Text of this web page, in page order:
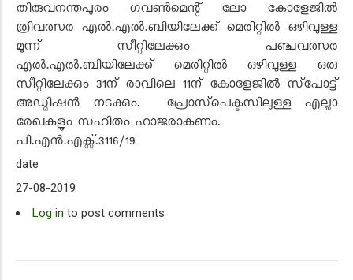
തിരുവനന്തപുരം ഗവൺമെന്റ് ലോ കോളേജിൽ
ത്രിവത്സര എൽ.എൽ.ബിയിലേക്ക് മെരിറ്റിൽ ഒഴിവുള്ള
മൂന്ന് സീറ്റിലേക്കും പഞ്ചവത്സര
എൽ.എൽ.ബിയിലേക്ക് മെരിറ്റിൽ ഒഴിവുള്ള ഒരു
സീറ്റിലേക്കും 31ന് രാവിലെ 11ന് കോളേജിൽ സ്‌പോട്ട്
അഡ്മിഷൻ നടക്കും. പ്രോസ്‌പെക്ടസിലുള്ള എല്ലാ
രേഖകളും സഹിതം ഹാജരാകണം.
പി.എൻ.എക്സ്.3116/19
date
27-08-2019
Log in to post comments